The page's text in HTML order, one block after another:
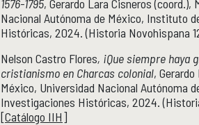
1576-1795, Gerardo Lara Cisneros (coord.),
Nacional Autónoma de México, Instituto
Históricas, 2024. (Historia Novohispana
Nelson Castro Flores, ¡Que siempre haya
cristianismo en Charcas colonial,
México, Universidad Nacional Autónoma
Investigaciones Históricas, 2024.
[Catálogo IIH]